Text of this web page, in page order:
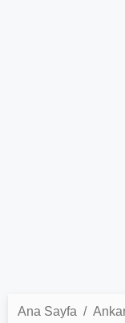
Ana Sayfa